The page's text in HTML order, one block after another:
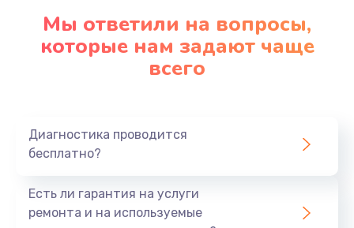
Мы ответили на вопросы,
которые нам задают чаще
всего
Диагностика проводится
бесплатно?
Есть ли гарантия на услуги
ремонта и на используемые